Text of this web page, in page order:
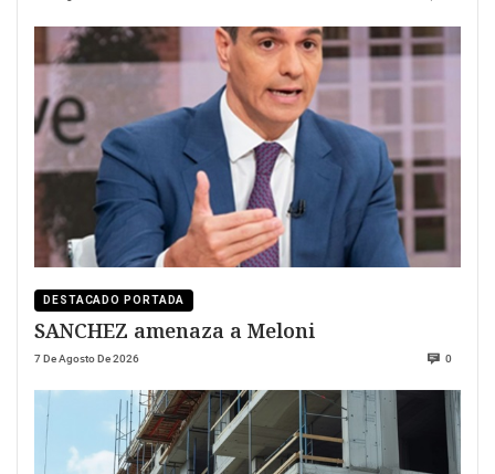
DESTACADO PORTADA
SANCHEZ amenaza a Meloni
7 De Agosto De 2026 0